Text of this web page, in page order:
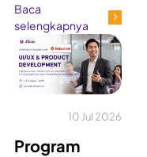
Baca
selengkapnya
10 Jul 2026
Program